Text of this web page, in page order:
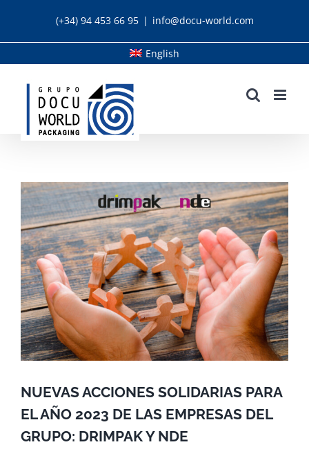
(+34) 94 453 66 95 | info@docu-world.com
English
NUEVAS ACCIONES SOLIDARIAS PARA
EL AÑO 2023 DE LAS EMPRESAS DEL
GRUPO: DRIMPAK Y NDE